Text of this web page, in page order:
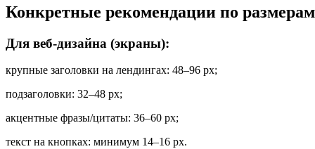
Конкретные рекомендации по размерам
Для веб‑дизайна (экраны):
крупные заголовки на лендингах: 48–96 px;
подзаголовки: 32–48 px;
акцентные фразы/цитаты: 36–60 px;
текст на кнопках: минимум 14–16 px.